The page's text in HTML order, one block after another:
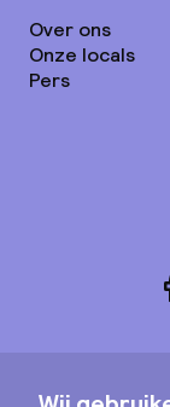
Over ons
Onze locals
Pers